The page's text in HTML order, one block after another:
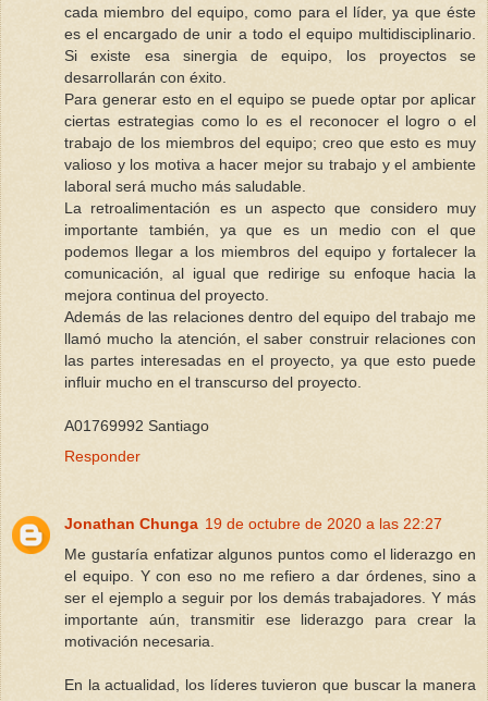
cada miembro del equipo, como para el líder, ya que éste
es el encargado de unir a todo el equipo multidisciplinario.
Si existe esa sinergia de equipo, los proyectos se
desarrollarán con éxito.
Para generar esto en el equipo se puede optar por aplicar
ciertas estrategias como lo es el reconocer el logro o el
trabajo de los miembros del equipo; creo que esto es muy
valioso y los motiva a hacer mejor su trabajo y el ambiente
laboral será mucho más saludable.
La retroalimentación es un aspecto que considero muy
importante también, ya que es un medio con el que
podemos llegar a los miembros del equipo y fortalecer la
comunicación, al igual que redirige su enfoque hacia la
mejora continua del proyecto.
Además de las relaciones dentro del equipo del trabajo me
llamó mucho la atención, el saber construir relaciones con
las partes interesadas en el proyecto, ya que esto puede
influir mucho en el transcurso del proyecto.
A01769992 Santiago
Responder
Jonathan Chunga 19 de octubre de 2020 a las 22:27
Me gustaría enfatizar algunos puntos como el liderazgo en
el equipo. Y con eso no me refiero a dar órdenes, sino a
ser el ejemplo a seguir por los demás trabajadores. Y más
importante aún, transmitir ese liderazgo para crear la
motivación necesaria.
En la actualidad, los líderes tuvieron que buscar la manera